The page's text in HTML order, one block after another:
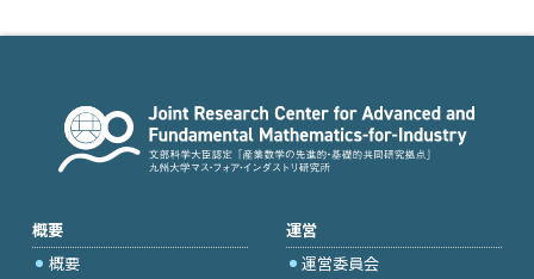
概要
概要
運営
運営委員会